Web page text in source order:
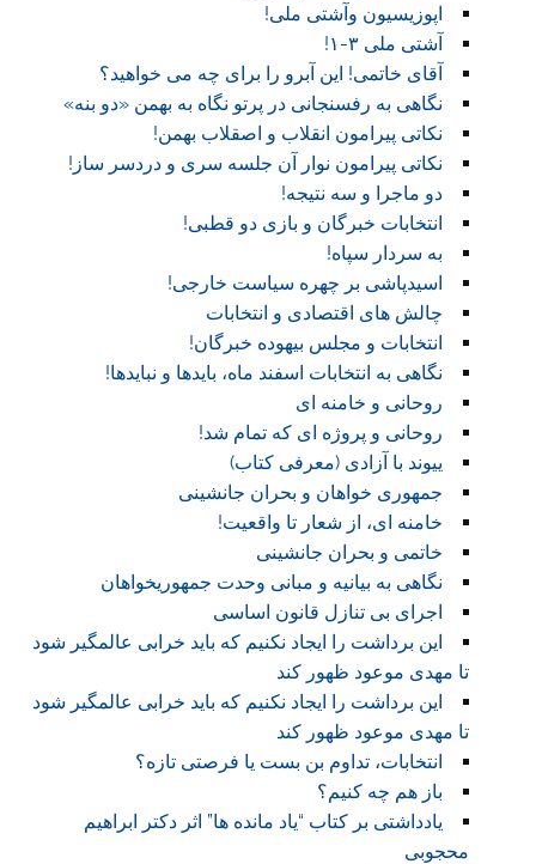
اپوزیسیون وآشتی ملی!
آشتی ملی ۳-۱!
آقای خاتمی! این آبرو را برای چه می خواهید؟
نگاهی به رفسنجانی در پرتو نگاه به بهمن «دو بنه»
نکاتی پیرامون انقلاب و اصقلاب بهمن!
نکاتی پیرامون نوار آن جلسه سری و دردسر ساز!
دو ماجرا و سه نتیجه!
انتخابات خبرگان و بازی دو قطبی!
به سردار سپاه!
اسیدپاشی بر چهره سیاست خارجی!
چالش های اقتصادی و انتخابات
انتخابات و مجلس بیهوده خبرگان!
نگاهی به انتخابات اسفند ماه، بایدها و نبایدها!
روحانی و خامنه ای
روحانی و پروژه ای که تمام شد!
ییوند با آزادی (معرفی کتاب)
جمهوری خواهان و بحران جانشینی
خامنه ای، از شعار تا واقعیت!
خاتمی و بحران جانشینی
نگاهی به بیانیه و مبانی وحدت جمهوریخواهان
اجرای بی تنازل قانون اساسی
این برداشت را ایجاد نکنیم که باید خرابی عالمگیر شود
تا مهدی موعود ظهور کند
این برداشت را ایجاد نکنیم که باید خرابی عالمگیر شود
تا مهدی موعود ظهور کند
انتخابات، تداوم بن بست یا فرصتی تازه؟
باز هم چه کنیم؟
یادداشتی بر کتاب “یاد مانده ها” اثر دکتر ابراهیم
محجوبی